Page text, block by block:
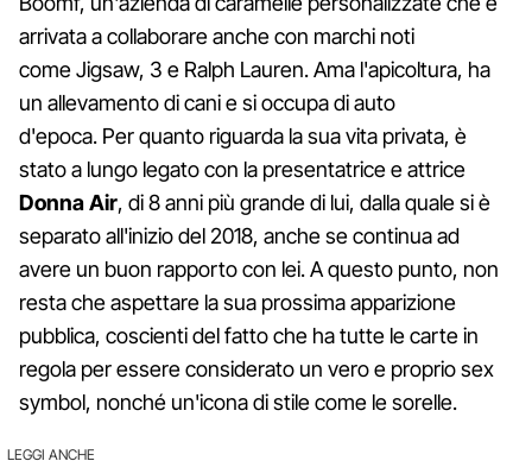
arrivata a collaborare anche con marchi noti
come Jigsaw, 3 e Ralph Lauren. Ama l'apicoltura, ha
un allevamento di cani e si occupa di auto
d'epoca. Per quanto riguarda la sua vita privata, è
stato a lungo legato con la presentatrice e attrice
Donna Air, di 8 anni più grande di lui, dalla quale si è
separato all'inizio del 2018, anche se continua ad
avere un buon rapporto con lei. A questo punto, non
resta che aspettare la sua prossima apparizione
pubblica, coscienti del fatto che ha tutte le carte in
regola per essere considerato un vero e proprio sex
symbol, nonché un'icona di stile come le sorelle.
LEGGI ANCHE